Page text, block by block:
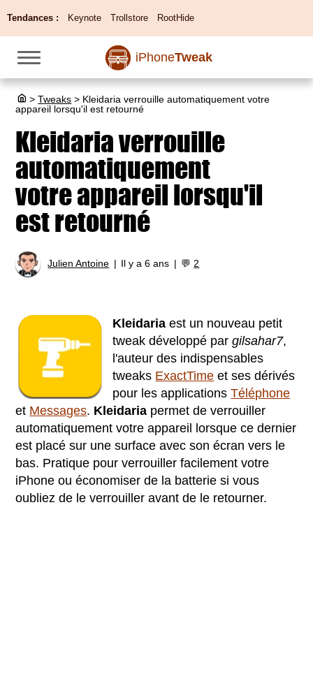
Tendances : Keynote Trollstore RootHide
iPhoneTweak
> Tweaks > Kleidaria verrouille automatiquement votre
appareil lorsqu'il est retourné
Kleidaria verrouille
automatiquement
votre appareil lorsqu'il
est retourné
Julien Antoine Il y a 6 ans 💬2
Kleidaria est un nouveau petit
tweak développé pargilsahar7,
l'auteur des indispensables
tweaks ExactTime et ses dérivés
pour les applicationsTéléphone
et Messages. Kleidaria permet de verrouiller
automatiquement votre appareil lorsque ce dernier
est placé sur une surface avec son écran vers le
bas. Pratique pour verrouiller facilement votre
iPhone ou économiser de la batterie si vous
oubliez de le verrouiller avant de le retourner.